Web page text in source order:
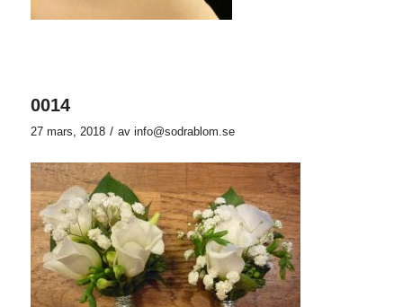
0014
27 mars, 2018 / av info@sodrablom.se